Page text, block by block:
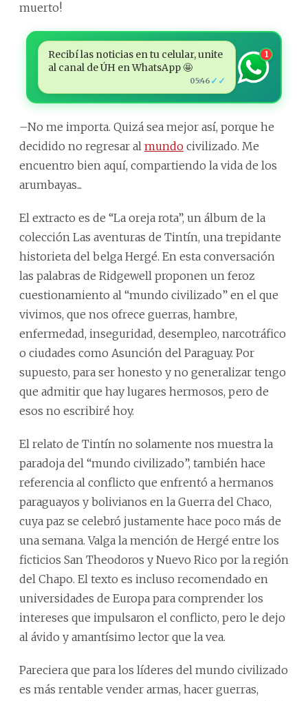
muerto!
Recibí las noticias en tu celular, unite
al canal de ÚH en WhatsApp 🤩
05:46 ✓✓
1
–No me importa. Quizá sea mejor así, porque he
decidido no regresar al mundo civilizado. Me
encuentro bien aquí, compartiendo la vida de los
arumbayas...
El extracto es de “La oreja rota”, un álbum de la
colección Las aventuras de Tintín, una trepidante
historieta del belga Hergé. En esta conversación
las palabras de Ridgewell proponen un feroz
cuestionamiento al “mundo civilizado” en el que
vivimos, que nos ofrece guerras, hambre,
enfermedad, inseguridad, desempleo, narcotráfico
o ciudades como Asunción del Paraguay. Por
supuesto, para ser honesto y no generalizar tengo
que admitir que hay lugares hermosos, pero de
esos no escribiré hoy.
El relato de Tintín no solamente nos muestra la
paradoja del “mundo civilizado”, también hace
referencia al conflicto que enfrentó a hermanos
paraguayos y bolivianos en la Guerra del Chaco,
cuya paz se celebró justamente hace poco más de
una semana. Valga la mención de Hergé entre los
ficticios San Theodoros y Nuevo Rico por la región
del Chapo. El texto es incluso recomendado en
universidades de Europa para comprender los
intereses que impulsaron el conflicto, pero le dejo
al ávido y amantísimo lector que la vea.
Pareciera que para los líderes del mundo civilizado
es más rentable vender armas, hacer guerras,